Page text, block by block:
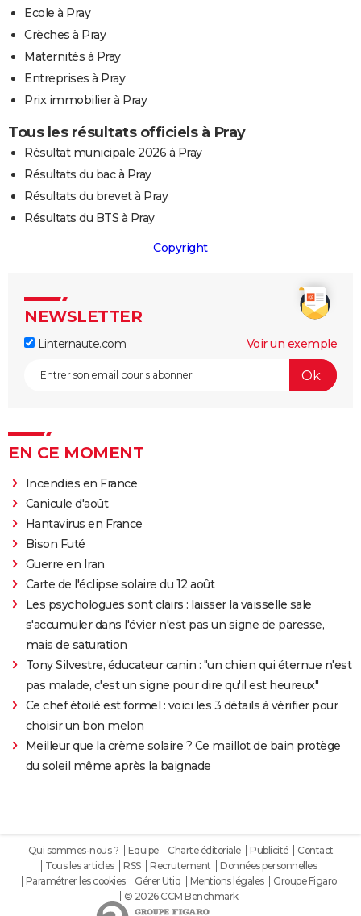
Ecole à Pray
Crèches à Pray
Maternités à Pray
Entreprises à Pray
Prix immobilier à Pray
Tous les résultats officiels à Pray
Résultat municipale 2026 à Pray
Résultats du bac à Pray
Résultats du brevet à Pray
Résultats du BTS à Pray
Copyright
NEWSLETTER
Linternaute.com Voir un exemple
EN CE MOMENT
Incendies en France
Canicule d'août
Hantavirus en France
Bison Futé
Guerre en Iran
Carte de l'éclipse solaire du 12 août
Les psychologues sont clairs : laisser la vaisselle sale
s'accumuler dans l'évier n'est pas un signe de paresse,
mais de saturation
Tony Silvestre, éducateur canin : "un chien qui éternue n'est
pas malade, c'est un signe pour dire qu'il est heureux"
Ce chef étoilé est formel : voici les 3 détails à vérifier pour
choisir un bon melon
Meilleur que la crème solaire ? Ce maillot de bain protège
du soleil même après la baignade
Qui sommes-nous ? Equipe Charte éditoriale Publicité
Contact
Tous les articles
RSS Recrutement
Données personnelles
Paramétrer les cookies
Gérer Utiq Mentions légales
Groupe Figaro
© 2026 CCM Benchmark